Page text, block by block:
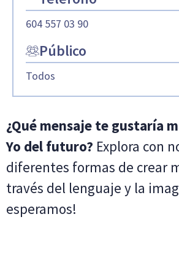
604 557 03 90
Público
Todos
¿Qué mensaje te gustaría
Yo del futuro? Explora con
diferentes formas de crear
través del lenguaje y la
esperamos!